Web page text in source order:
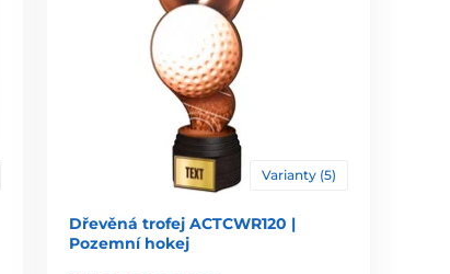
Varianty (5)
Dřevěná trofej ACTCWR120 |
Pozemní hokej